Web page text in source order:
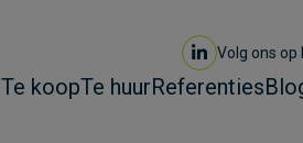
Volg ons op
Te koopTe huurReferenties